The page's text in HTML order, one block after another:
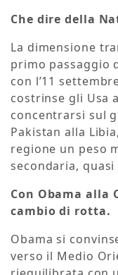
Che dire della
La dimensione
primo passaggio
con l’11
costrinse gli Usa
concentrarsi sul
Pakistan alla
regione un peso
secondaria,
Con Obama alla
cambio di rotta.
Obama si
verso il Medio